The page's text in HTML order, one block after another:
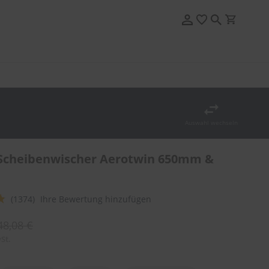
Aerotwin 650mm &
(1374) Ihre Bewertung hinzufügen